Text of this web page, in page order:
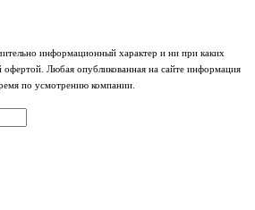
информационный характер и ни при каких
офертой. Любая опубликованная на сайте информация
по усмотрению компании.